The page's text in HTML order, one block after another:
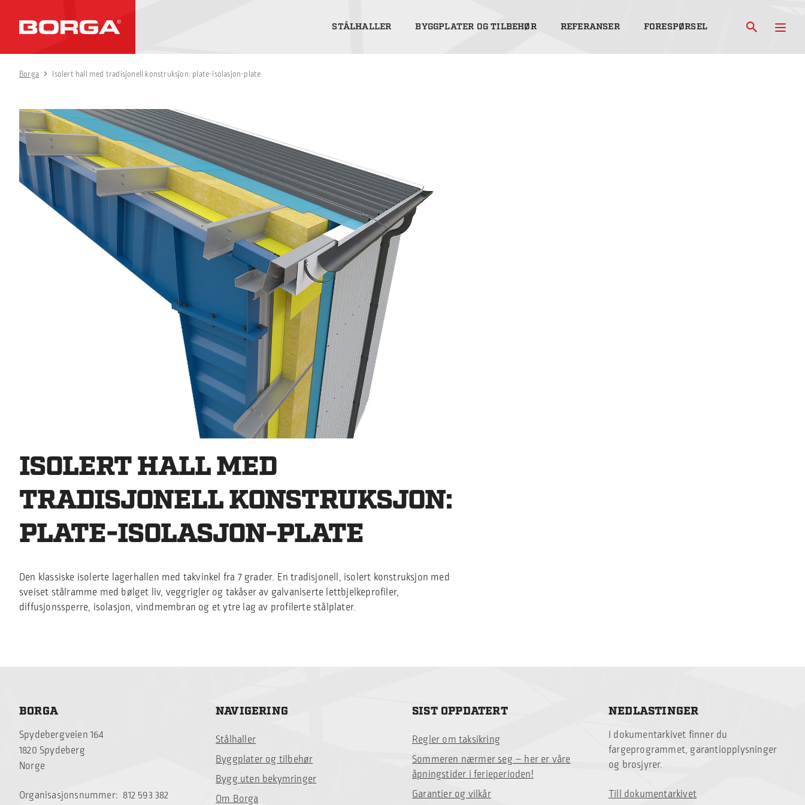
STÅLHALLER BYGGPLATER OG TILBEHØR REFERANSER FORESPØRSEL
Borga Isolert hall med tradisjonell konstruksjon: plate-isolasjon-plate
ISOLERT HALL MED
TRADISJONELL KONSTRUKSJON:
PLATE-ISOLASJON-PLATE
Den klassiske isolerte lagerhallen med takvinkel fra 7 grader. En tradisjonell, isolert konstruksjon med
sveiset stålramme med bølget liv, veggrigler og takåser av galvaniserte lettbjelkeprofiler,
diffusjonssperre, isolasjon, vindmembran og et ytre lag av profilerte stålplater.
BORGA
Spydebergveien 164
1820 Spydeberg
Norge
Organisasjonsnummer: 812 593 382
NAVIGERING
Stålhaller
Byggplater og tilbehør
Bygg uten bekymringer
Om Borga
SIST OPPDATERT
Regler om taksikring
Sommeren nærmer seg – her er våre
åpningstider i ferieperioden!
Garantier og vilkår
NEDLASTINGER
I dokumentarkivet finner du
fargeprogrammet, garantiopplysninger
og brosjyrer.
Till dokumentarkivet